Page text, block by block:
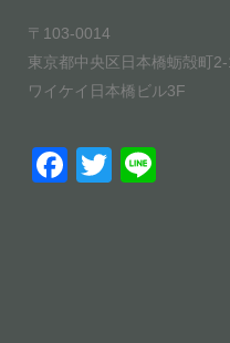
〒103-0014
東京都中央区日本橋蛎殻町
ワイケイ日本橋ビル3F
F
T